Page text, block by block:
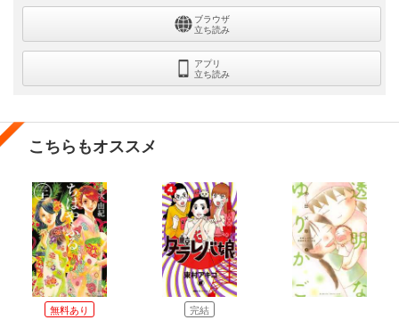
ブラウザ
立ち読み
アプリ
立ち読み
こちらもオススメ
無料あり 完結